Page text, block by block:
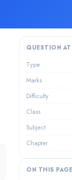
QUESTION
Type
Marks
Difficulty
Class
Subject
Chapter
ON THIS PAGE